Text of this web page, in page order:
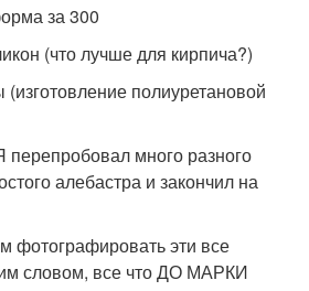
за 300
(что лучше для кирпича?)
полиуретановой
много разного
алебастра и закончил на
фотографировать эти все
словом, все что ДО МАРКИ